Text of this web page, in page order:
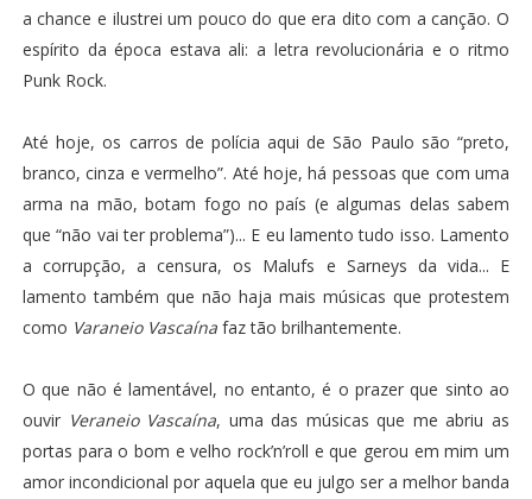
a chance e ilustrei um pouco do que era dito com a canção. O
espírito da época estava ali: a letra revolucionária e o ritmo
Punk Rock.
Até hoje, os carros de polícia aqui de São Paulo são “preto,
branco, cinza e vermelho”. Até hoje, há pessoas que com uma
arma na mão, botam fogo no país (e algumas delas sabem
que “não vai ter problema”)... E eu lamento tudo isso. Lamento
a corrupção, a censura, os Malufs e Sarneys da vida... E
lamento também que não haja mais músicas que protestem
como Varaneio Vascaínafaz tão brilhantemente.
O que não é lamentável, no entanto, é o prazer que sinto ao
ouvir Veraneio Vascaína, uma das músicas que me abriu as
portas para o bom e velho rock’n’roll e que gerou em mim um
amor incondicional por aquela que eu julgo ser a melhor banda